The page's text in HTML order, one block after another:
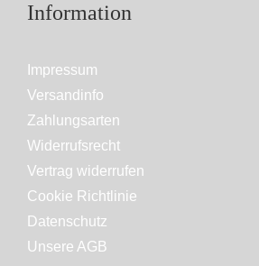
Information
Impressum
Versandinfo
Zahlungsarten
Widerrufsrecht
Vertrag widerrufen
Cookie Richtlinie
Datenschutz
Unsere AGB